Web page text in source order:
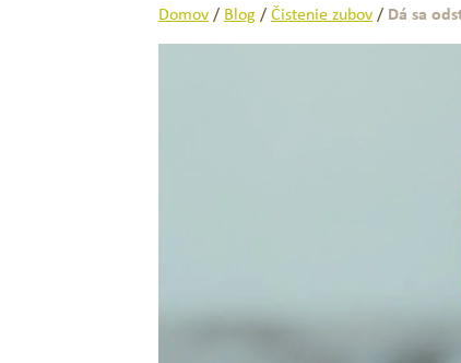
Domov/ Blog /Čistenie zubov/ Dá sa